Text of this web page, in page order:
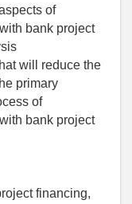
of
bank project
will reduce the
primary
of
bank project
financing,